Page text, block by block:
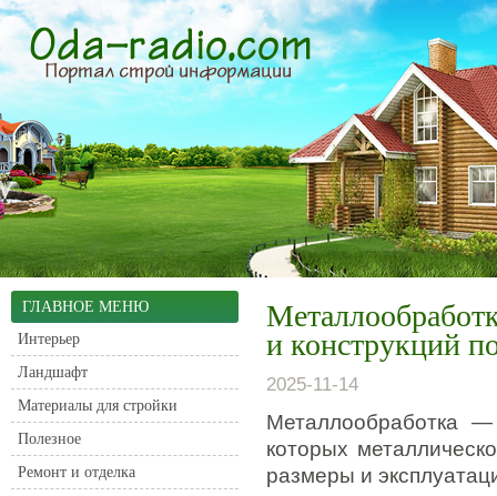
ГЛАВНОЕ МЕНЮ
Интерьер
Ландшафт
Материалы для стройки
Полезное
Ремонт и отделка
и конструкций
2025-11-14
Металлообработка
которых
размеры и